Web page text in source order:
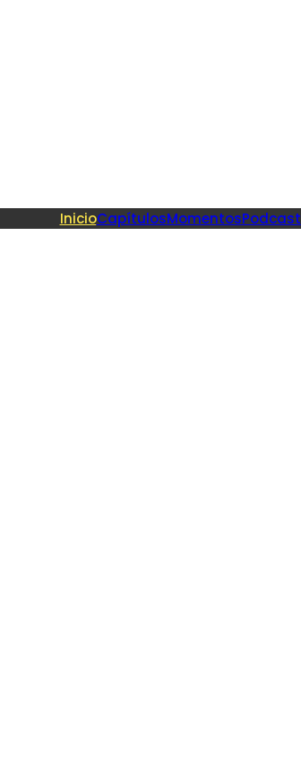
InicioCapítulosMomentosPodcast